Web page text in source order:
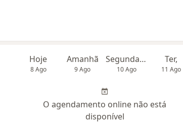
Hoje
8 Ago
Amanhã
9 Ago
Segunda-feira
10 Ago
Ter,
11 Ago
O agendamento online não está
disponível